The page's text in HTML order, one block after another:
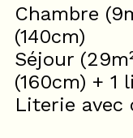
Chambre
(140cm)
Séjour
(160cm) + 1
Literie avec